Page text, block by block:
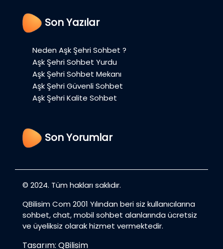
Son Yazılar
Neden Aşk Şehri Sohbet ?
Aşk Şehri Sohbet Yurdu
Aşk Şehri Sohbet Mekanı
Aşk Şehri Güvenli Sohbet
Aşk Şehri Kalite Sohbet
Son Yorumlar
© 2024. Tüm hakları saklıdır.
QBilisim Com 2001 Yılından beri siz kullanıcılarına
sohbet, chat, mobil sohbet alanlarında ücretsiz
ve üyeliksiz olarak hizmet vermektedir.
Tasarım: QBilisim